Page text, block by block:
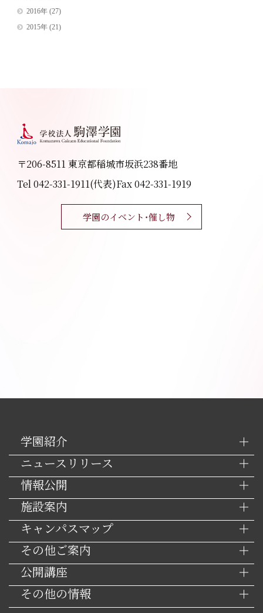
2016年(27)
2015年(21)
〒206-8511 東京都稲城市坂浜238番地
Tel 042-331-1911(代表)Fax 042-331-1919
学園のイベント・催し物
学園紹介
ニュースリリース
情報公開
施設案内
キャンパスマップ
その他ご案内
公開講座
その他の情報